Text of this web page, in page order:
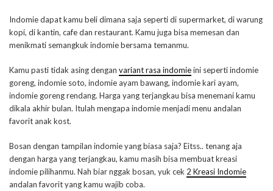
Indomie dapat kamu beli dimana saja seperti di supermarket, di warung
kopi, di kantin, cafe dan restaurant. Kamu juga bisa memesan dan
menikmati semangkuk indomie bersama temanmu.
Kamu pasti tidak asing dengan variant rasa indomieini seperti indomie
goreng, indomie soto, indomie ayam bawang, indomie kari ayam,
indomie goreng rendang. Harga yang terjangkau bisa menemani kamu
dikala akhir bulan. Itulah mengapa indomie menjadi menu andalan
favorit anak kost.
Bosan dengan tampilan indomie yang biasa saja? Eitss.. tenang aja
dengan harga yang terjangkau, kamu masih bisa membuat kreasi
indomie pilihanmu. Nah biar nggak bosan, yuk cek 2 Kreasi Indomie
andalan favorit yang kamu wajib coba.